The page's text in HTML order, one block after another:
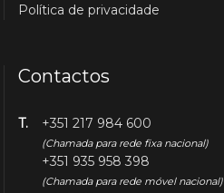
Política de privacidade
Contactos
T. +351 217 984 600
(Chamada para rede fixa nacional)
+351 935 958 398
(Chamada para rede móvel nacional)